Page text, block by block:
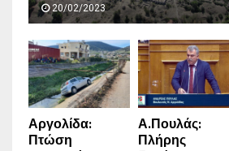
20/02/2023
Αργολίδα:
Πτώση
Α.Πουλάς:
Πλήρης